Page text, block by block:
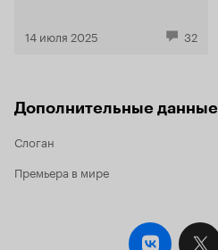
14 июля 2025 32
Дополнительные данные
Слоган
Премьера в мире